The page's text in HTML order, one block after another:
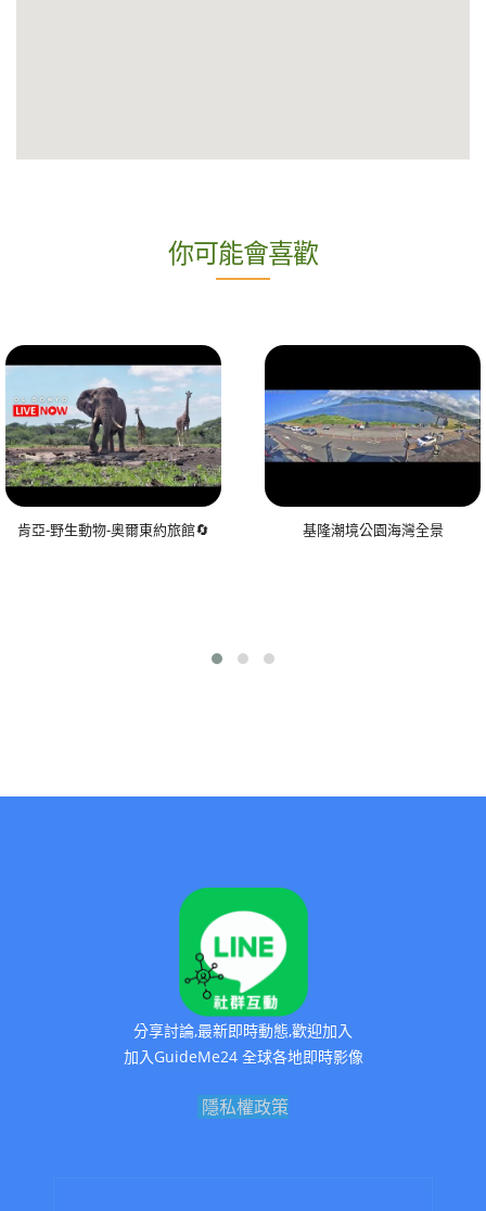
你可能會喜歡
肯亞-野生動物-奧爾東約旅館🔄 基隆潮境公園海灣全景
分享討論,最新即時動態,歡迎加入
加入GuideMe24 全球各地即時影像
隱私權政策